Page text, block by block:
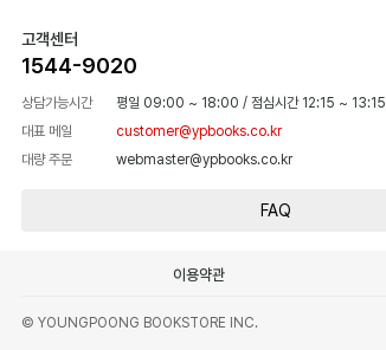
고객센터
1544-9020
상담가능시간 평일 09:00 ~ 18:00 / 점심시간 12:15 ~ 13:15
대표 메일
customer@ypbooks.co.kr
대량 주문
webmaster@ypbooks.co.kr
FAQ
이용약관
© YOUNGPOONG BOOKSTORE INC.